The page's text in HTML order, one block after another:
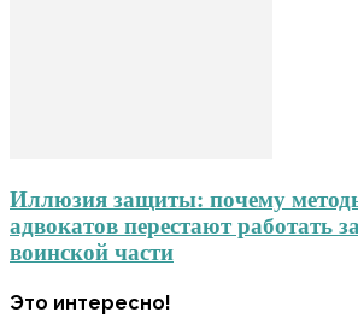
Иллюзия защиты: почему
адвокатов перестают работать
воинской части
Это интересно!